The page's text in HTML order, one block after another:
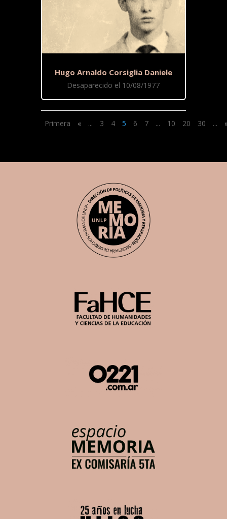
Hugo Arnaldo Corsiglia Daniele
Desaparecido el 10/08/1977
Primera « ... 3 4 5 6 7 ... 10 20 30 ...